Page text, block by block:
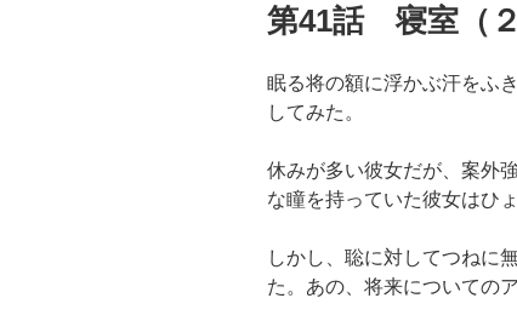
投
稿
第41話 寝室（２
眠る将の額に浮かぶ汗をふ
してみた。
休みが多い彼女だが、案外
な瞳を持っていた彼女はひ
しかし、聡に対してつねに
た。あの、将来についての